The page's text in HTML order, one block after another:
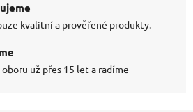
kvalitní a prověřené produkty.
už přes 15 let a radíme